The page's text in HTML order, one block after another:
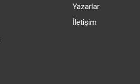
Yazarlar
İletişim